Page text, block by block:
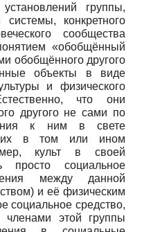
группы,
системы, конкретного
сообщества
«обобщённый
обобщённого другого
объекты в виде
и физического
что они
другого не сами по
к ним в свете
в том или ином
культ в своей
просто социальное
между данной
и её физическим
социальное средство,
членами этой группы